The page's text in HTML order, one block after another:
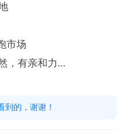
市场
，有亲和力
到的，谢谢！